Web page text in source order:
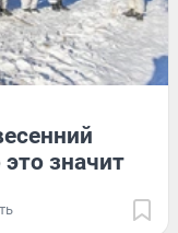
значит